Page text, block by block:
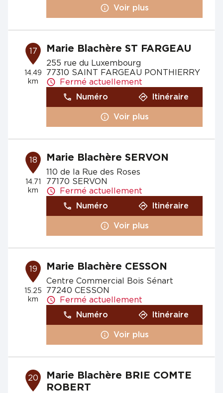
Voir plus
17
14.49
km
Marie Blachère ST FARGEAU
255 rue du Luxembourg
77310 SAINT FARGEAU PONTHIERRY
Fermé actuellement
Numéro
Itinéraire
Voir plus
18
14.71
km
Marie Blachère SERVON
110 de la Rue des Roses
77170 SERVON
Fermé actuellement
Numéro
Itinéraire
Voir plus
19
15.25
km
Marie Blachère CESSON
Centre Commercial Bois Sénart
77240 CESSON
Fermé actuellement
Numéro
Itinéraire
Voir plus
20
Marie Blachère BRIE COMTE
ROBERT